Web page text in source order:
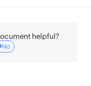
helpful?
No